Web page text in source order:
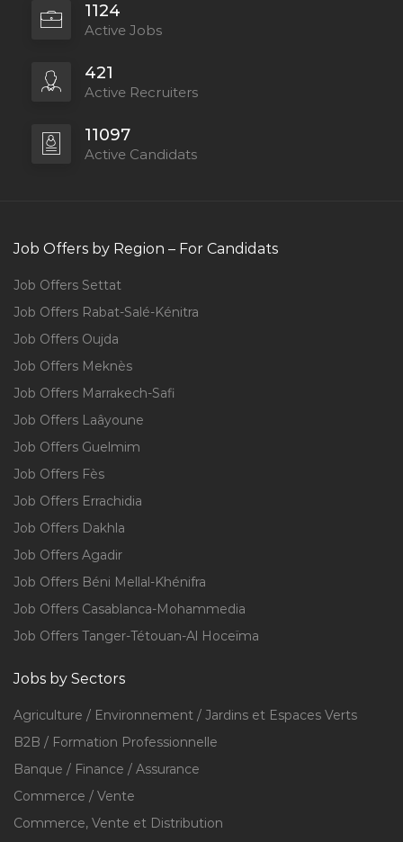
1124
Active Jobs
421
Active Recruiters
11097
Active Candidats
Job Offers by Region – For Candidats
Job Offers Settat
Job Offers Rabat-Salé-Kénitra
Job Offers Oujda
Job Offers Meknès
Job Offers Marrakech-Safi
Job Offers Laâyoune
Job Offers Guelmim
Job Offers Fès
Job Offers Errachidia
Job Offers Dakhla
Job Offers Agadir
Job Offers Béni Mellal-Khénifra
Job Offers Casablanca-Mohammedia
Job Offers Tanger-Tétouan-Al Hoceïma
Jobs by Sectors
Agriculture / Environnement / Jardins et Espaces Verts
B2B / Formation Professionnelle
Banque / Finance / Assurance
Commerce / Vente
Commerce, Vente et Distribution